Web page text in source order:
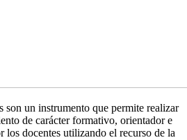
son un instrumento que permite realizar
de carácter formativo, orientador e
los docentes utilizando el recurso de la